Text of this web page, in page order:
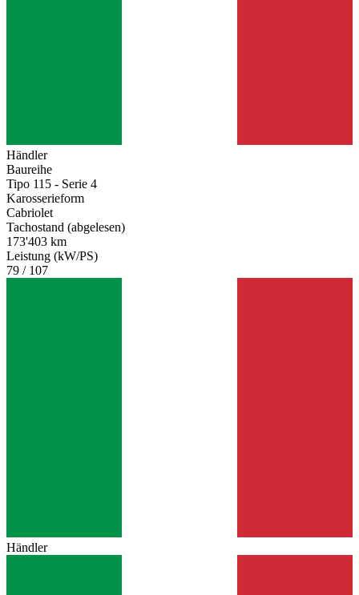
Händler
Baureihe
Tipo 115 - Serie 4
Karosserieform
Cabriolet
Tachostand (abgelesen)
173'403 km
Leistung (kW/PS)
79 / 107
Händler